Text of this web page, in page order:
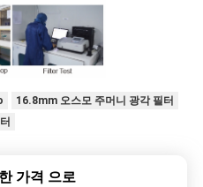
16.8mm 오스모 주머니 광각 필터
가격 으로